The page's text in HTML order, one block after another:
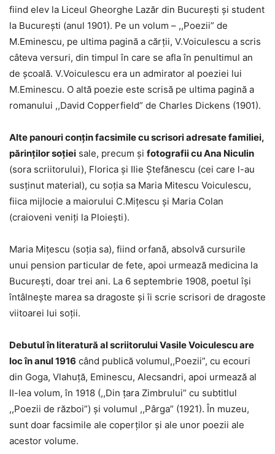
fiind elev la Liceul Gheorghe Lazăr din Bucureşti şi student
la Bucureşti (anul 1901). Pe un volum – ,,Poezii” de
M.Eminescu, pe ultima pagină a cărţii, V.Voiculescu a scris
câteva versuri, din timpul în care se afla în penultimul an
de şcoală. V.Voiculescu era un admirator al poeziei lui
M.Eminescu. O altă poezie este scrisă pe ultima pagină a
romanului ,,David Copperfield” de Charles Dickens (1901).
Alte panouri conţin facsimile cu scrisori adresate familiei,
părinţilor soţiei sale, precum şi fotografii cu Ana Niculin
(sora scriitorului), Florica şi Ilie Ştefănescu (cei care l-au
susţinut material), cu soţia sa Maria Mitescu Voiculescu,
fiica mijlocie a maiorului C.Mițescu şi Maria Colan
(craioveni veniţi la Ploieşti).
Maria Mițescu (soţia sa), fiind orfană, absolvă cursurile
unui pension particular de fete, apoi urmează medicina la
Bucureşti, doar trei ani. La 6 septembrie 1908, poetul îşi
întâlneşte marea sa dragoste şi îi scrie scrisori de dragoste
viitoarei lui soţii.
Debutul în literatură al scriitorului Vasile Voiculescu are
loc în anul 1916 când publică volumul,,Poezii”, cu ecouri
din Goga, Vlahuţă, Eminescu, Alecsandri, apoi urmează al
II-lea volum, în 1918 (,,Din ţara Zimbrului” cu subtitlul
,,Poezii de război”) şi volumul ,,Pârga” (1921). În muzeu,
sunt doar facsimile ale coperţilor şi ale unor poezii ale
acestor volume.